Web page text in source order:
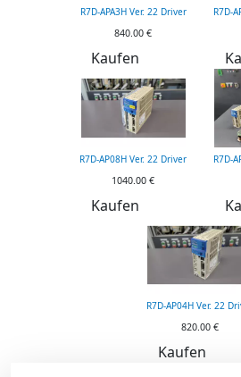
R7D-APA3H Ver. 22 Driver
840.00 €
Kaufen
R7D-
R7D-AP08H Ver. 22 Driver
1040.00 €
Kaufen
R7D-
R7D-AP04H Ver. 22
820.00 €
Kaufen